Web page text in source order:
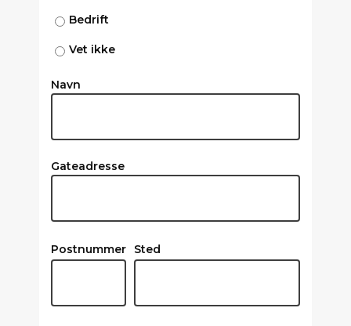
Bedrift
Vet ikke
Navn
Gateadresse
Postnummer Sted